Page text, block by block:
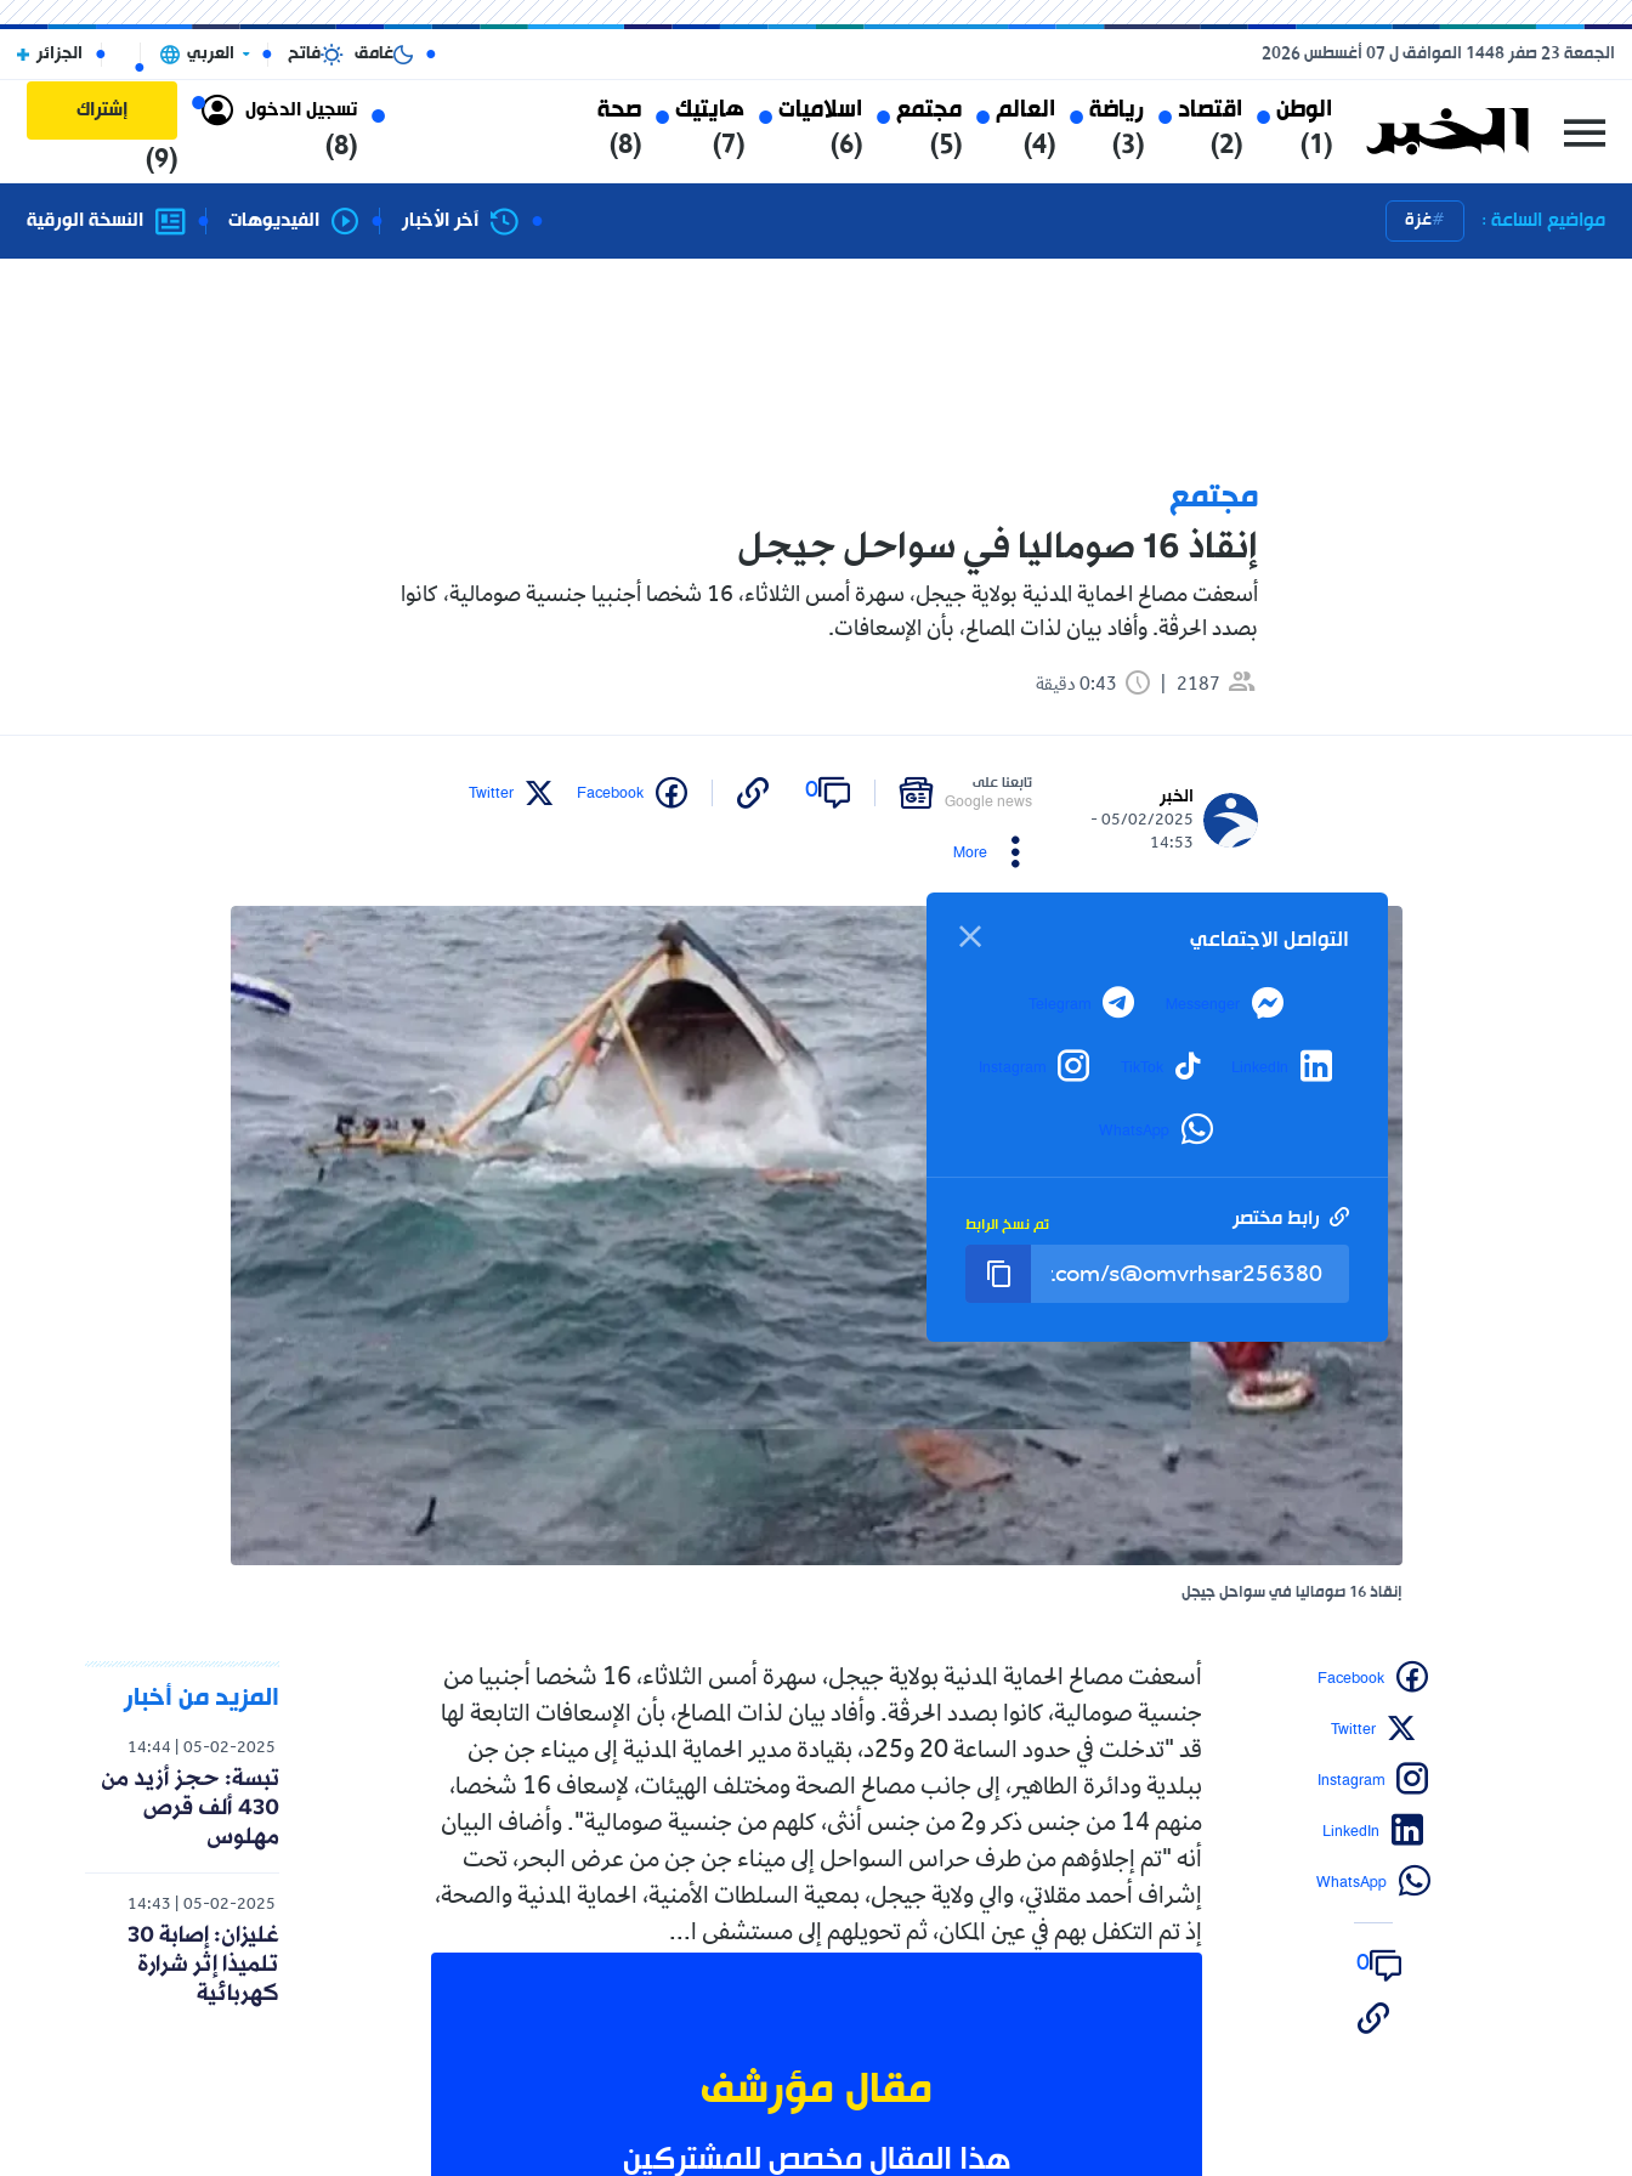
الوطن
(1)
اقتصاد
(2)
رياضة
(3)
العالم
(4)
مجتمع
(5)
اسلاميات
(6)
هايتيك
(7)
صحة
(8)
تسجيل الدخول
(8)
إشتراك
(9)
الجمعة 23 صفر 1448 الموافق ل 07 أغسطس 2026 غامق فاتح العربي الجزائر
مواضيع الساعة : غزة آخر الأخبار الفيديوهات النسخة الورقية
مجتمع
إنقاذ 16 صوماليا في سواحل جيجل
أسعفت مصالح الحماية المدنية بولاية جيجل، سهرة أمس الثلاثاء، 16 شخصا أجنبيا جنسية صومالية، كانوا
بصدد الحرڤة. وأفاد بيان لذات المصالح، بأن الإسعافات.
2187
الخبر
05/02/2025 -
14:53
تابعنا على
Google news
0
Facebook
Twitter
More
التواصل الاجتماعي
Messenger
Telegram
LinkedIn
TikTok
Instagram
WhatsApp
رابط مختصر تم نسخ الرابط
إنقاذ 16 صوماليا في سواحل جيجل
أسعفت مصالح الحماية المدنية بولاية جيجل، سهرة أمس الثلاثاء، 16 شخصا أجنبيا من
جنسية صومالية، كانوا بصدد الحرڤة. وأفاد بيان لذات المصالح، بأن الإسعافات التابعة لها
قد "تدخلت في حدود الساعة 20 و25د، بقيادة مدير الحماية المدنية إلى ميناء جن جن
ببلدية ودائرة الطاهير، إلى جانب مصالح الصحة ومختلف الهيئات، لإسعاف 16 شخصا،
منهم 14 من جنس ذكر و2 من جنس أنثى، كلهم من جنسية صومالية". وأضاف البيان
أنه "تم إجلاؤهم من طرف حراس السواحل إلى ميناء جن جن من عرض البحر، تحت
إشراف أحمد مقلاتي، والي ولاية جيجل، بمعية السلطات الأمنية، الحماية المدنية والصحة،
إذ تم التكفل بهم في عين المكان، ثم تحويلهم إلى مستشفى ا...
مقال مؤرشف
هذا المقال مخصص للمشتركين
Facebook
Twitter
Instagram
LinkedIn
WhatsApp
0
المزيد من أخبار
05-02-2025
14:44
تبسة: حجز أزيد من
430 ألف قرص
مهلوس
05-02-2025
14:43
غليزان: إصابة 30
تلميذا إثر شرارة
كهربائية